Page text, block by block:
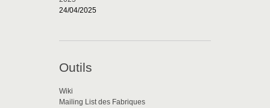
24/04/2025
Outils
Wiki
Mailing List des Fabriques